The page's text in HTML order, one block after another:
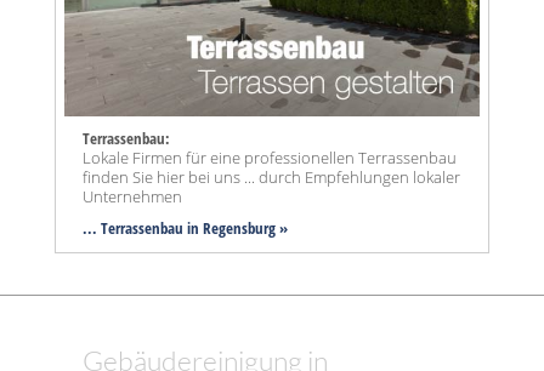
Terrassenbau:
Lokale Firmen für eine professionellen Terrassenbau
finden Sie hier bei uns ... durch Empfehlungen lokaler
Unternehmen
... Terrassenbau in Regensburg »
Gebäudereinigung in